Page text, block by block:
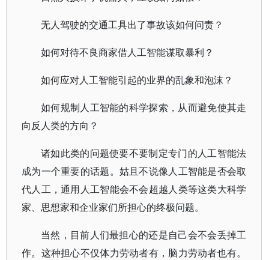
无人驾驶的交通工具出了事故该如何问责？
如何对待不良商家借人工智能谋取暴利？
如何应对人工智能引起的业界的乱象和泡沫？
如何规制人工智能的科学探索，从而避免使其走
向反人类的方向？
诸如此类的问题使要不要制定专门的人工智能法
成为一个重要的话题。姑且不说像人工智能是否会取
代人工，通用人工智能会不会超越人类等这类大科学
家、思想家和企业家们所担心的终极问题。
当然，目前人们最担心的还是自己会不会丢掉工
作。这种担心不仅体力劳动者有，脑力劳动者也有。